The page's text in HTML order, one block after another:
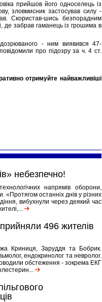
прийшов його односелець із
зловмисник застосував силу -
Скористав-шись безпорадним
де забрав гаманець із грошима в
- ним виявився 47-
про підозру за ч. 4 ст.
отримуйте найважливіші
небезпечно!
напрямів оборони,
«Протягом останніх днів у різних
вибухнули через деякий час
496 жителів
Криниця, Заруддя та Бобрик.
ендокринолог та невролог.
обстеження - зокрема ЕКГ